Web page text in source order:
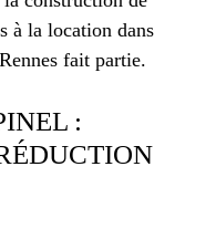
à la location dans
fait partie.
: